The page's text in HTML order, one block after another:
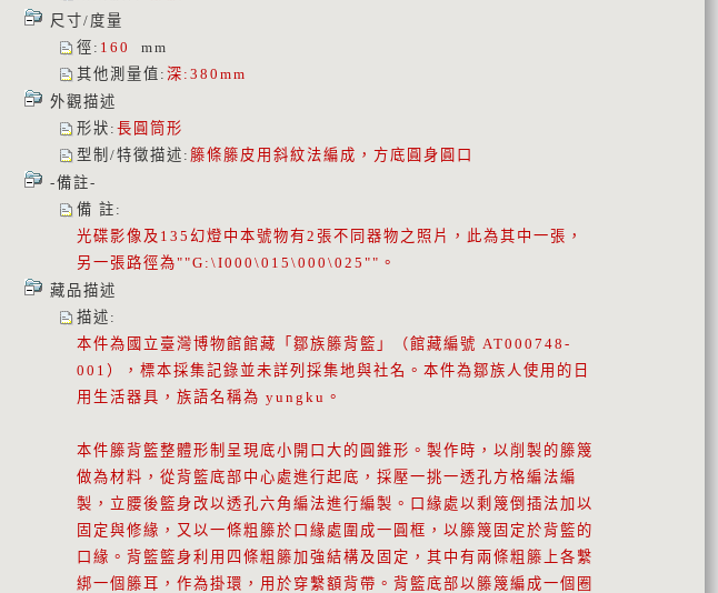
尺寸/度量
徑 : 160
mm
其他測量值 : 深:380mm
外觀描述
形狀 : 長圓筒形
型制/特徵描述 : 籐條籐皮用斜紋法編成，方底圓身圓口
-備註-
備 註 :
光碟影像及135幻燈中本號物有2張不同器物之照片，此為其中一張，
另一張路徑為""G:\I000\015\000\025""。
藏品描述
描述 :
本件為國立臺灣博物館館藏「鄒族籐背籃」（館藏編號 AT000748-
001），標本採集記錄並未詳列採集地與社名。本件為鄒族人使用的日
用生活器具，族語名稱為 yungku。
本件籐背籃整體形制呈現底小開口大的圓錐形。製作時，以削製的籐篾
做為材料，從背籃底部中心處進行起底，採壓一挑一透孔方格編法編
製，立腰後籃身改以透孔六角編法進行編製。口緣處以剩篾倒插法加以
固定與修緣，又以一條粗籐於口緣處圍成一圓框，以籐篾固定於背籃的
口緣。背籃籃身利用四條粗籐加強結構及固定，其中有兩條粗籐上各繫
綁一個籐耳，作為掛環，用於穿繫額背帶。背籃底部以籐篾編成一個圈